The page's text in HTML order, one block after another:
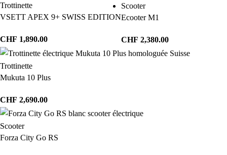
Trottinette
VSETT APEX 9+ SWISS EDITION
CHF 1,890.00
Scooter
Ecooter M1
CHF 2,380.00
Trottinette
Mukuta 10 Plus
CHF 2,690.00
Scooter
Forza City Go RS